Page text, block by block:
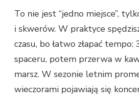
To nie jest “jedno miejsce”,
i skwerów. W praktyce
czasu, bo łatwo złapać
spaceru, potem przerwa w
marsz. W sezonie letnim
wieczorami pojawiają się